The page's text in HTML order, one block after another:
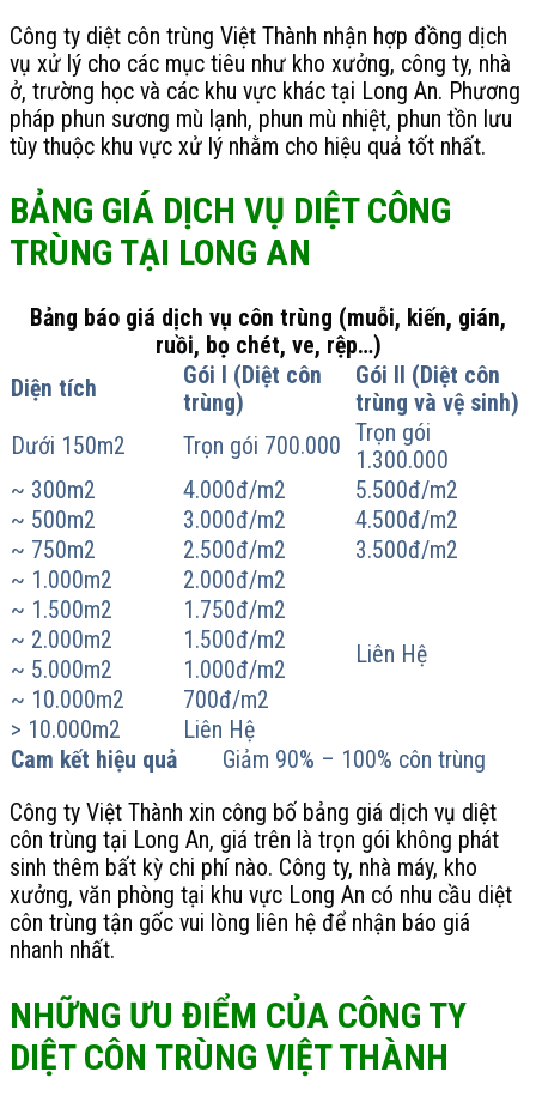
Công ty diệt côn trùng Việt Thành nhận hợp đồng dịch
vụ xử lý cho các mục tiêu như kho xưởng, công ty, nhà
ở, trường học và các khu vực khác tại Long An. Phương
pháp phun sương mù lạnh, phun mù nhiệt, phun tồn lưu
tùy thuộc khu vực xử lý nhằm cho hiệu quả tốt nhất.
BẢNG GIÁ DỊCH VỤ DIỆT CÔNG
TRÙNG TẠI LONG AN
Bảng báo giá dịch vụ côn trùng (muỗi, kiến, gián,
ruồi, bọ chét, ve, rệp…)
Diện tích
Gói I (Diệt côn
trùng)
Gói II (Diệt côn
trùng và vệ sinh)
Dưới 150m2
Trọn gói 700.000 Trọn gói
1.300.000
~ 300m2
4.000đ/m2
5.500đ/m2
~ 500m2
3.000đ/m2
4.500đ/m2
~ 750m2
2.500đ/m2
3.500đ/m2
~ 1.000m2
2.000đ/m2
Liên Hệ
~ 1.500m2
1.750đ/m2
~ 2.000m2
1.500đ/m2
~ 5.000m2
1.000đ/m2
~ 10.000m2
700đ/m2
> 10.000m2
Liên Hệ
Cam kết hiệu quả
Giảm 90% – 100% côn trùng
Công ty Việt Thành xin công bố bảng giá dịch vụ diệt
côn trùng tại Long An, giá trên là trọn gói không phát
sinh thêm bất kỳ chi phí nào. Công ty, nhà máy, kho
xưởng, văn phòng tại khu vực Long An có nhu cầu diệt
côn trùng tận gốc vui lòng liên hệ để nhận báo giá
nhanh nhất.
NHỮNG ƯU ĐIỂM CỦA CÔNG TY
DIỆT CÔN TRÙNG VIỆT THÀNH